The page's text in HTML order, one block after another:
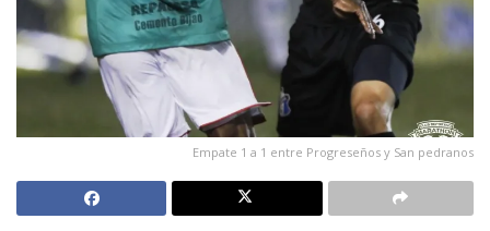
Empate 1 a 1 entre Progreseños y San pedranos